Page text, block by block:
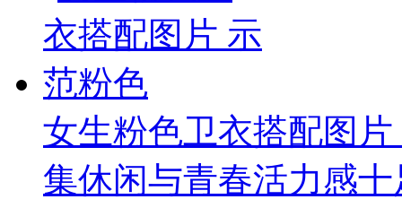
女生粉色卫衣搭配图
集休闲与青春活力感